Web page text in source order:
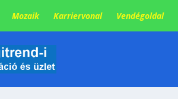
Mozaik Karriervonal Vendégoldal